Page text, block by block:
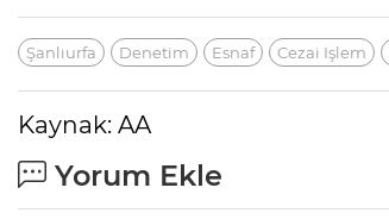
Şanlıurfa Denetim Esnaf Cezai Işlem
Kaynak: AA
Yorum Ekle